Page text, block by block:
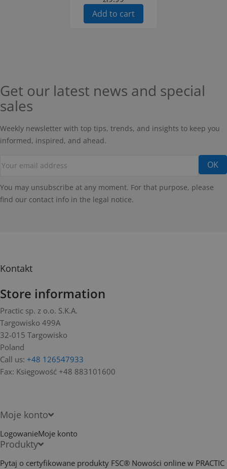
Add to cart
Get our latest news and special
sales
Weekly newsletter with top tips, trends, and insights to keep you
informed, inspired, and ahead.
You may unsubscribe at any moment. For that purpose, please
find our contact info in the legal notice.
Kontakt
Store information
Practic sp. z o.o. S.K.A.
Targowisko 499A
32-015 Targowisko
Poland
Call us: +48 126547933
Fax: Księgowość +48 883101600
Moje konto
LogowanieMoje konto
Produkty
Pytaj o certyfikowane produkty FSC® Nowości online w PRACTIC